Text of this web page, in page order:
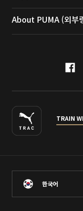
About PUMA (외부
TRAIN
한국어